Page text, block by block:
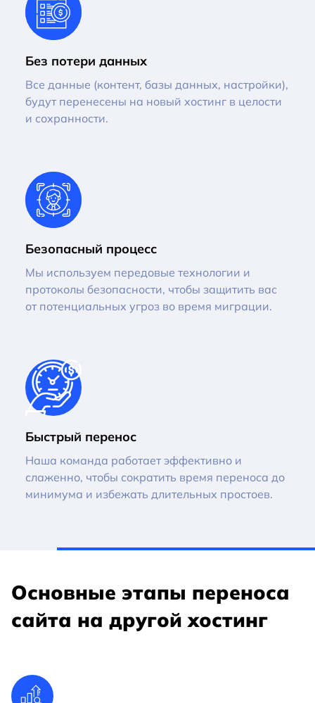
Без потери данных
Все данные (контент, базы данных, настройки),
будут перенесены на новый хостинг в целости
и сохранности.
Безопасный процесс
Мы используем передовые технологии и
протоколы безопасности, чтобы защитить вас
от потенциальных угроз во время миграции.
Быстрый перенос
Наша команда работает эффективно и
слаженно, чтобы сократить время переноса до
минимума и избежать длительных простоев.
Основные этапы переноса
сайта на другой хостинг